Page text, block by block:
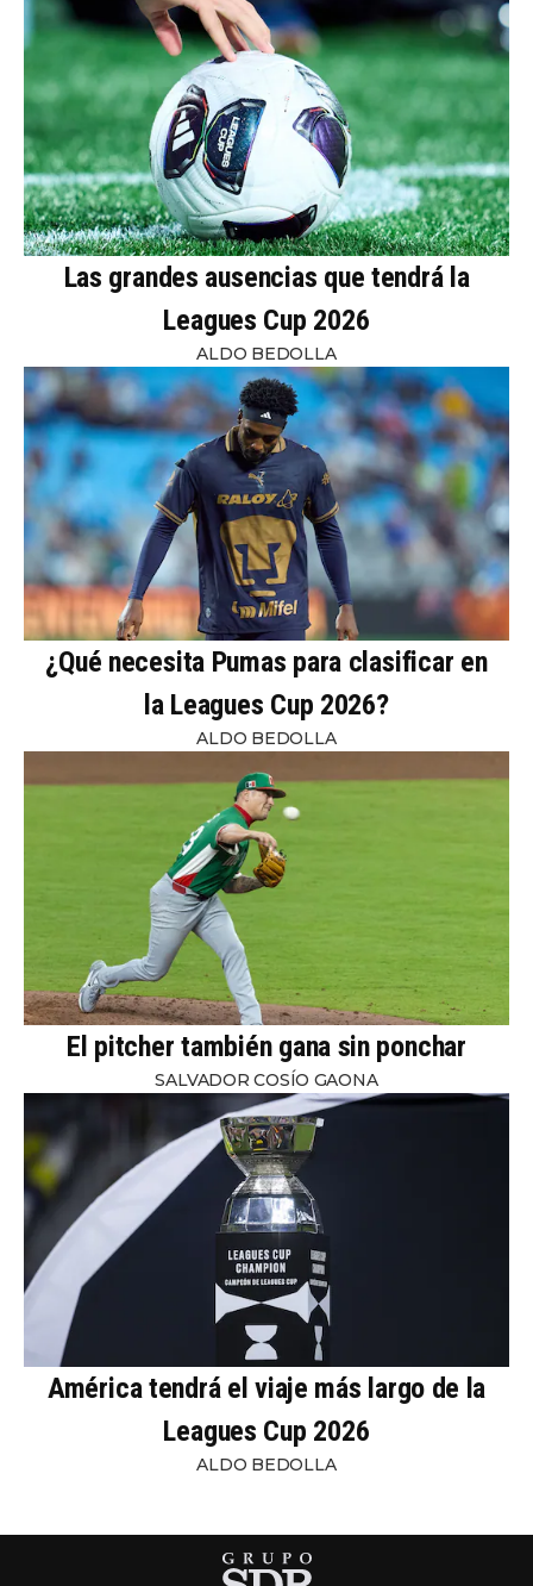
Las grandes ausencias que tendrá la
Leagues Cup 2026
ALDO BEDOLLA
¿Qué necesita Pumas para clasificar en
la Leagues Cup 2026?
ALDO BEDOLLA
El pitcher también gana sin ponchar
SALVADOR COSÍO GAONA
América tendrá el viaje más largo de la
Leagues Cup 2026
ALDO BEDOLLA